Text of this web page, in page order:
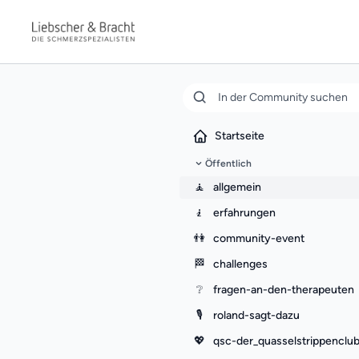
Startseite
Öffentlich
🧘
allgemein
🧎
erfahrungen
👫 community-event
🏁
challenges
❔
fragen-an-den-therapeuten
🎙️
roland-sagt-dazu
💖
qsc-der_quasselstrippenclub